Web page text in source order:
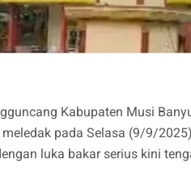
Kabupaten Musi
pada Selasa (9/9/
luka bakar serius kini